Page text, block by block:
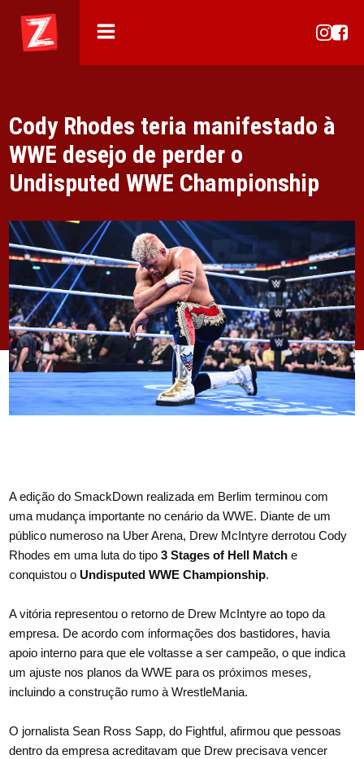
Cody Rhodes teria manifestado à
WWE desejo de perder o
Undisputed WWE Championship
A edição do SmackDown realizada em Berlim terminou com
uma mudança importante no cenário da WWE. Diante de um
público numeroso na Uber Arena, Drew McIntyre derrotou Cody
Rhodes em uma luta do tipo3 Stages of Hell Match e
conquistou o Undisputed WWE Championship.
A vitória representou o retorno de Drew McIntyre ao topo da
empresa. De acordo com informações dos bastidores, havia
apoio interno para que ele voltasse a ser campeão, o que indica
um ajuste nos planos da WWE para os próximos meses,
incluindo a construção rumo à WrestleMania.
O jornalista Sean Ross Sapp, do Fightful, afirmou que pessoas
dentro da empresa acreditavam que Drew precisava vencer